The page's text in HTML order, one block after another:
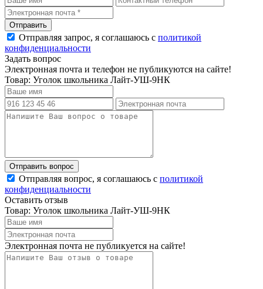
Отправляя запрос, я соглашаюсь с политикой
конфиденциальности
Задать вопрос
Электронная почта и телефон не публикуются на сайте!
Товар: Уголок школьника Лайт-УШ-9НК
Отправляя вопрос, я соглашаюсь с политикой
конфиденциальности
Оставить отзыв
Товар: Уголок школьника Лайт-УШ-9НК
Электронная почта не публикуется на сайте!